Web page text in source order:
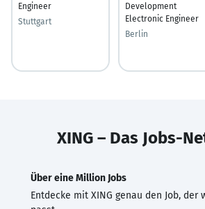
Engineer
Stuttgart
Development
Electronic Engineer
Berlin
XING – Das Jobs-
Über eine Million Jobs
Entdecke mit XING genau den Job, der